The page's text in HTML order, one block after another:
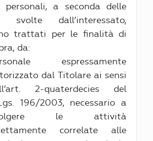
personali, a seconda delle
svolte dall’interessato,
trattati per le finalità di
da:
espressamente
dal Titolare ai sensi
2-quaterdecies del
196/2003, necessario a
le attività
correlate alle